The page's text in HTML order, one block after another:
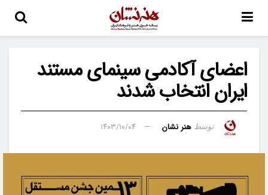
اعضای آکادمی سینمای مستند
ایران انتخاب شدند
توسط هنر نشان ۱۴۰۳/۱۰/۰۴